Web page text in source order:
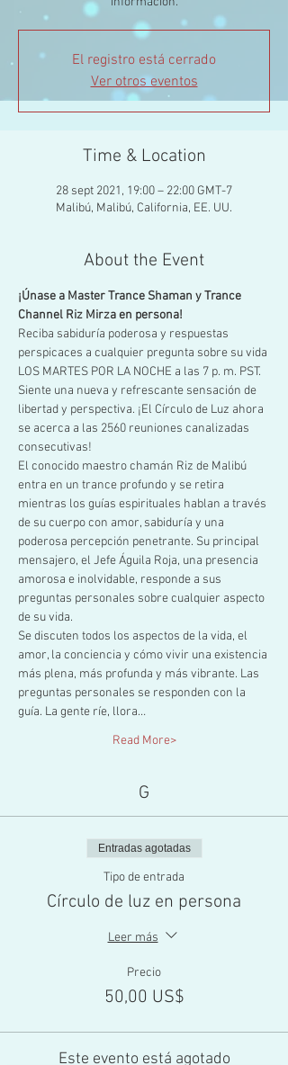
El registro está cerrado
Ver otros eventos
Time & Location
28 sept 2021, 19:00 – 22:00 GMT-7
Malibú, Malibú, California, EE. UU.
About the Event
¡Únase a Master Trance Shaman y Trance
Channel Riz Mirza en persona!
Reciba sabiduría poderosa y respuestas
perspicaces a cualquier pregunta sobre su vida
LOS MARTES POR LA NOCHE a las 7 p. m. PST.
Siente una nueva y refrescante sensación de
libertad y perspectiva. ¡El Círculo de Luz ahora
se acerca a las 2560 reuniones canalizadas
consecutivas!
El conocido maestro chamán Riz de Malibú
entra en un trance profundo y se retira
mientras los guías espirituales hablan a través
de su cuerpo con amor, sabiduría y una
poderosa percepción penetrante. Su principal
mensajero, el Jefe Águila Roja, una presencia
amorosa e inolvidable, responde a sus
preguntas personales sobre cualquier aspecto
de su vida.
Se discuten todos los aspectos de la vida, el
amor, la conciencia y cómo vivir una existencia
más plena, más profunda y más vibrante. Las
preguntas personales se responden con la
guía. La gente ríe, llora…
Read More>
G
Entradas agotadas
Tipo de entrada
Círculo de luz en persona
Leer más
Precio
50,00 US$
Este evento está agotado